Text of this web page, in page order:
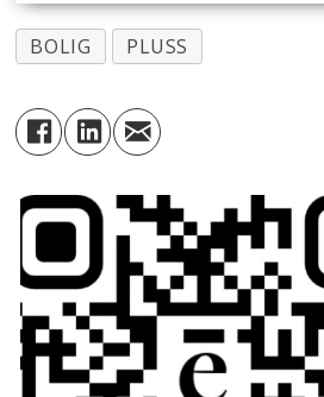
BOLIG PLUSS